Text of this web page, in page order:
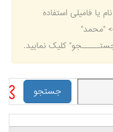
یا فامیلی استفاده
"محمد"
کلیک نمایید.